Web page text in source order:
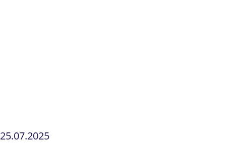
25.07.2025